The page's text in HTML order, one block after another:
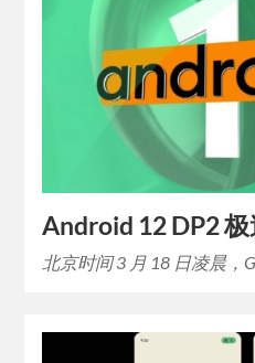
Android 12 DP2
北京时间 3 月 18 日凌晨，